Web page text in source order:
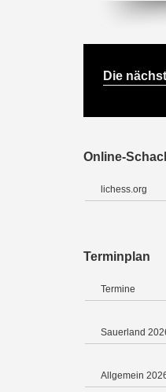
Die
Online-
lichess.org
Terminplan
Termine
Sauerland
Allgemein